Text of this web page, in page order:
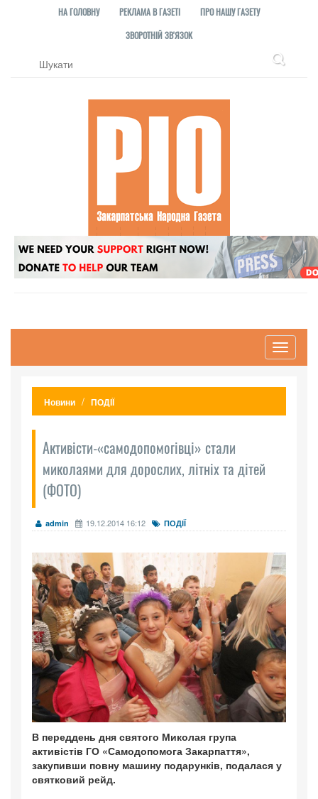
НА ГОЛОВНУ РЕКЛАМА В ГАЗЕТІ
ПРО НАШУ ГАЗЕТУ
ЗВОРОТНІЙ ЗВ'ЯЗОК
Toggle
Новини ПОДІЇ
Активісти-«самодопомогівці» стали
миколаями для дорослих, літніх та дітей
(ФОТО)
admin 19.12.2014 16:12 ПОДІЇ
В переддень дня святого Миколая група
активістів ГО «Самодопомога Закарпаття»,
закупивши повну машину подарунків, подалася у
святковий рейд.